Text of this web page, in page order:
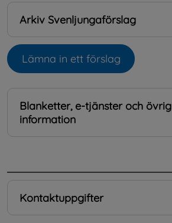
Arkiv Svenljungaförslag
Lämna in ett förslagÖppnas i nytt fönster.
Blanketter, e-tjänster och övrig
information
Kontaktuppgifter